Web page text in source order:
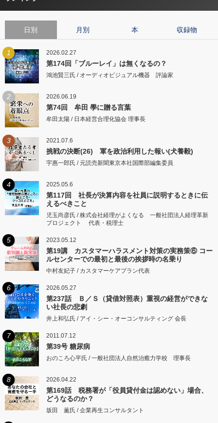
日別 月別 本 収録物
1 2026.02.27
第174回「ブルーレイ」は無くなるの？
鴻池賢三氏 / オーディオビジュアル機器 評論家
2 2026.06.19
第74回 牟田 學に贈る言葉
牟田太陽 / 日本経営合理化協会 理事長
3 2021.07.6
挑戦の決断(26) 軍を政治利用した報い(犬養毅)
宇惠一郎氏 / 元読売新聞東京本社国際部編集委員
4 2025.05.6
第117回 社長が決算内容を社員に説明するときに伝
えるべきこと
児玉尚彦氏 / 株式会社経理がよくなる 一般社団法人経理革新
プロジェクト 代表・税理士
5 2023.05.12
第19講 カスタマーハラスメント対策の実務策⑥ コー
ルセンターでの最初と最後の挨拶時の名乗り
中村友妃子 / カスタマーケアプラン代表
6 2026.05.27
第237話 Ｂ／Ｓ（貸借対照表）重視の経営ができな
い社長の悲劇
井上和弘氏 / アイ・シー・オーコンサルティング 会長
7 2011.07.12
第39号 糖尿病
おのころ心平氏 / 一般社団法人自然治癒力学校 理事長
8 2026.04.22
第169話 税務署が「役員貸付金は認めない」場合、
どうなるのか？
坂田 薫氏 / 企業再生コンサルタント